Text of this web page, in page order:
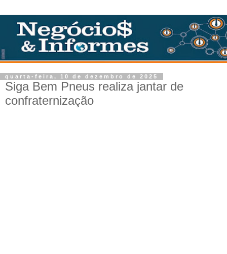
quarta-feira, 10 de dezembro de 2025
Siga Bem Pneus realiza jantar de
confraternização